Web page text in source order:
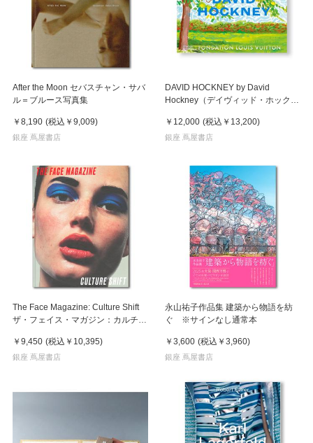
After the Moon セバスチャン・サバ
ル＝ブルース写真集
￥8,190 (税込 ￥9,009)
銀座 蔦屋書店
DAVID HOCKNEY by David
Hockney（デイヴィッド・ホックニ
￥12,000 (税込 ￥13,200)
銀座 蔦屋書店
The Face Magazine: Culture Shift
ザ・フェイス・マガジン：カルチャ
￥9,450 (税込 ￥10,395)
銀座 蔦屋書店
永山祐子作品集 建築から物語を紡
ぐ ※サインなし通常本
￥3,600 (税込 ￥3,960)
銀座 蔦屋書店